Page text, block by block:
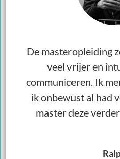
De masteropleiding
veel vrijer en
communiceren. Ik
ik onbewust al had
master deze